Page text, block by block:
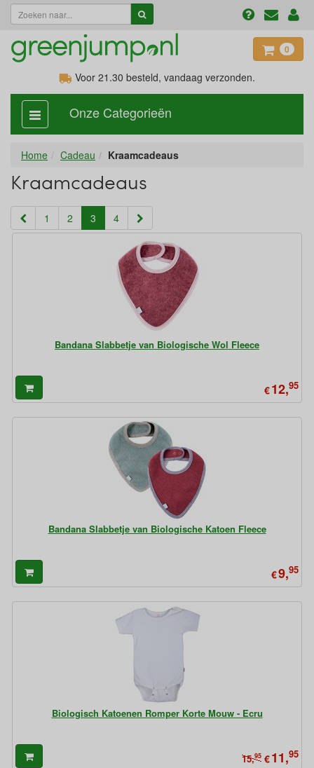
0
Voor 21.30 besteld, vandaag verzonden.
categorie
aan,
Onze Categorieën
Home Cadeau Kraamcadeaus
Kraamcadeaus
1 2 3 (current)
4
Bandana Slabbetje van Biologische Wol Fleece
€12,95
Bandana Slabbetje van Biologische Katoen Fleece
€9,95
Biologisch Katoenen Romper Korte Mouw - Ecru
15,95 €11,95